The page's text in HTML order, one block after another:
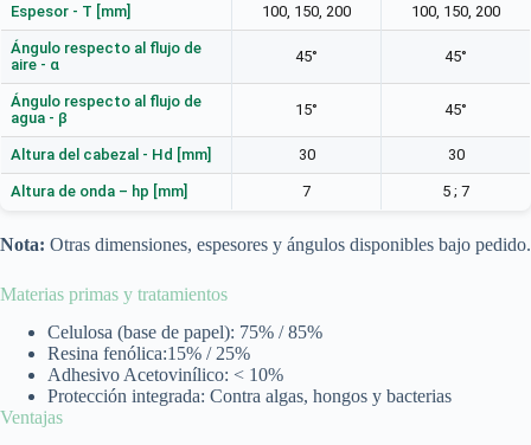
Espesor - T [mm] 100, 150, 200 100, 150, 200
Ángulo respecto al flujo de
aire - α
45° 45°
Ángulo respecto al flujo de
agua - β
15° 45°
Altura del cabezal - Hd [mm] 30 30
Altura de onda – hp [mm] 7 5 ; 7
Nota: Otras dimensiones, espesores y ángulos disponibles bajo pedido.
Materias primas y tratamientos
Celulosa (base de papel): 75% / 85%
Resina fenólica:15% / 25%
Adhesivo Acetovinílico: < 10%
Protección integrada: Contra algas, hongos y bacterias
Ventajas